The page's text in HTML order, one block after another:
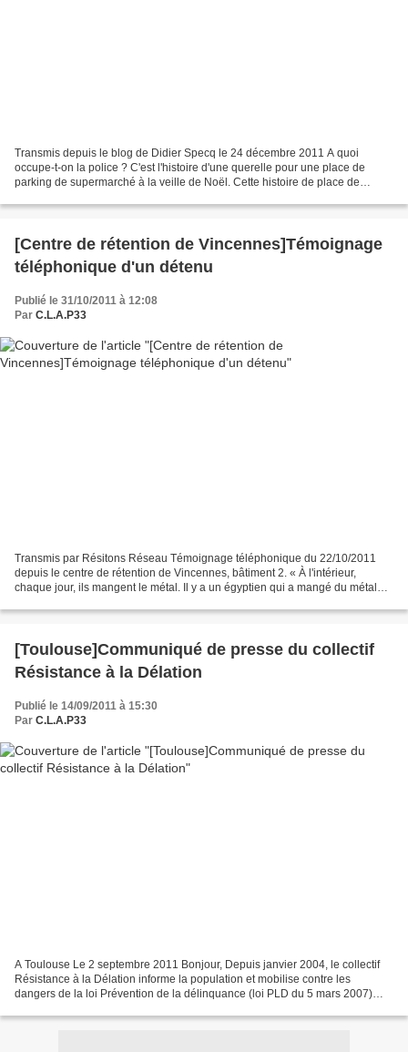
Transmis depuis le blog de Didier Specq le 24 décembre 2011 A quoi
occupe-t-on la police ? C'est l'histoire d'une querelle pour une place de
parking de supermarché à la veille de Noël. Cette histoire de place de
[Centre de rétention de Vincennes]Témoignage
téléphonique d'un détenu
Publié le 31/10/2011 à 12:08
Par C.L.A.P33
Transmis par Résitons Réseau Témoignage téléphonique du 22/10/2011
depuis le centre de rétention de Vincennes, bâtiment 2. « À l'intérieur,
chaque jour, ils mangent le métal. Il y a un égyptien qui a mangé du métal
[Toulouse]Communiqué de presse du collectif
Résistance à la Délation
Publié le 14/09/2011 à 15:30
Par C.L.A.P33
A Toulouse Le 2 septembre 2011 Bonjour, Depuis janvier 2004, le collectif
Résistance à la Délation informe la population et mobilise contre les
dangers de la loi Prévention de la délinquance (loi PLD du 5 mars 2007)